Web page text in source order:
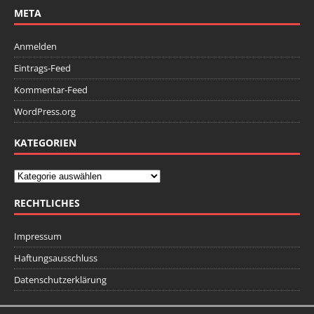
META
Anmelden
Eintrags-Feed
Kommentar-Feed
WordPress.org
KATEGORIEN
RECHTLICHES
Impressum
Haftungsausschluss
Datenschutzerklärung